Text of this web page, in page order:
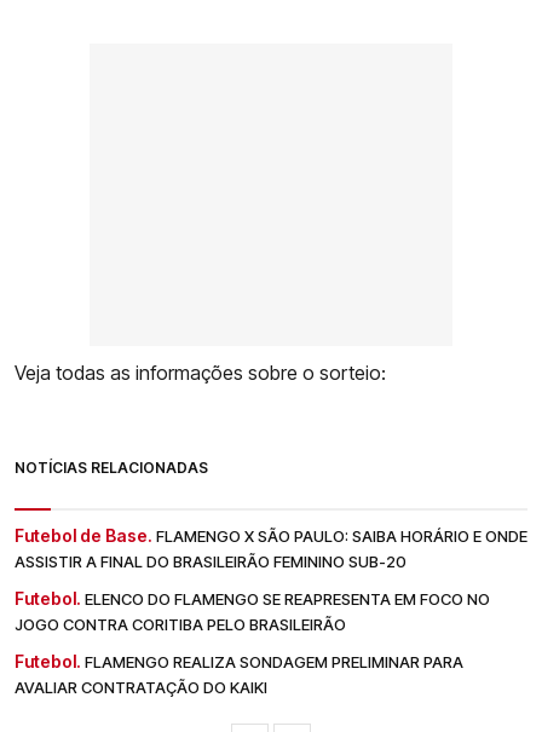
Veja todas as informações sobre o sorteio:
NOTÍCIAS RELACIONADAS
Futebol de Base. FLAMENGO X SÃO PAULO: SAIBA HORÁRIO E ONDE
ASSISTIR A FINAL DO BRASILEIRÃO FEMININO SUB-20
Futebol. ELENCO DO FLAMENGO SE REAPRESENTA EM FOCO NO
JOGO CONTRA CORITIBA PELO BRASILEIRÃO
Futebol. FLAMENGO REALIZA SONDAGEM PRELIMINAR PARA
AVALIAR CONTRATAÇÃO DO KAIKI